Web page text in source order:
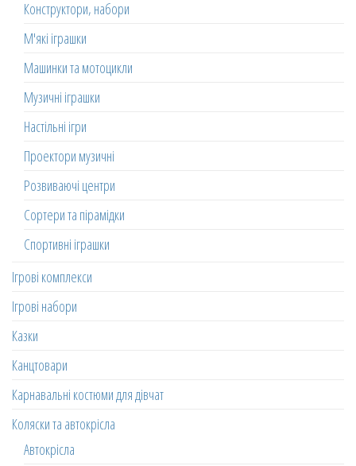
Конструктори, набори
М'які іграшки
Машинки та мотоцикли
Музичні іграшки
Настільні ігри
Проектори музичні
Розвиваючі центри
Сортери та пірамідки
Спортивні іграшки
Ігрові комплекси
Ігрові набори
Казки
Канцтовари
Карнавальні костюми для дівчат
Коляски та автокрісла
Автокрісла